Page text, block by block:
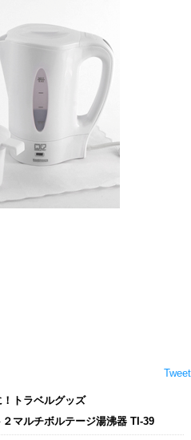
Tweet
トラベルグッズ
マルチボルテージ湯沸器 TI-39